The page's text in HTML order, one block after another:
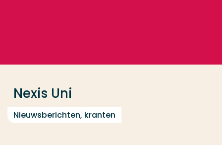
Nexis Uni
Nieuwsberichten, kranten
Opleiding
Contact